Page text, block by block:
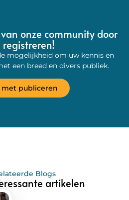
onze community door
mogelijkheid om uw kennis en
een breed en divers publiek.
met publiceren
Blogs
artikelen